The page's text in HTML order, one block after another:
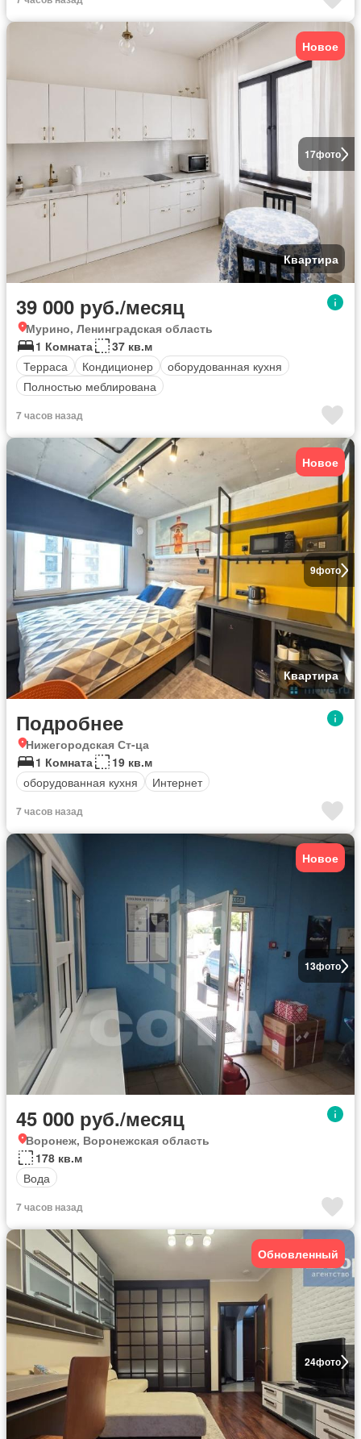
17фото
Новое
Квартира
39 000 руб./месяц
Мурино, Ленинградская область
1 Комната
37 кв.м
Терраса
Кондиционер
оборудованная кухня
Полностью меблирована
7 часов назад
9фото
Новое
Квартира
Подробнее
Нижегородская Ст-ца
1 Комната
19 кв.м
оборудованная кухня
Интернет
7 часов назад
13фото
Новое
45 000 руб./месяц
Воронеж, Воронежская область
178 кв.м
Вода
7 часов назад
24фото
Обновленный